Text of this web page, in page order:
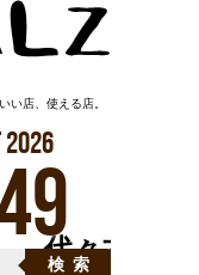
代々木
い店、使える店。
2026
検索